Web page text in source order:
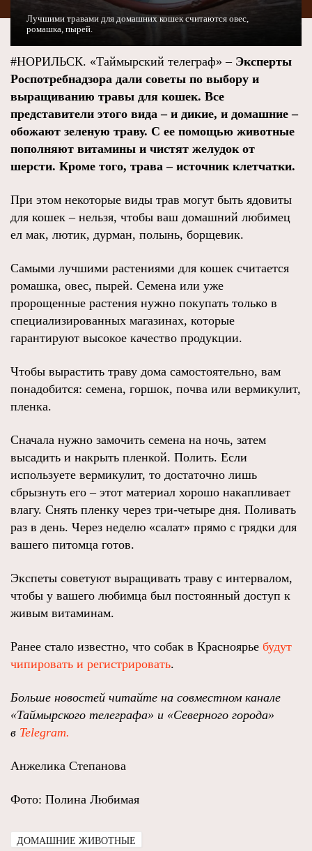
Лучшими травами для домашних кошек считаются овес,
ромашка, пырей.
#НОРИЛЬСК. «Таймырский телеграф» – Эксперты
Роспотребнадзора дали советы по выбору и
выращиванию травы для кошек. Все
представители этого вида – и дикие, и домашние –
обожают зеленую траву. С ее помощью животные
пополняют витамины и чистят желудок от
шерсти. Кроме того, трава – источник клетчатки.
При этом некоторые виды трав могут быть ядовиты
для кошек – нельзя, чтобы ваш домашний любимец
ел мак, лютик, дурман, полынь, борщевик.
Самыми лучшими растениями для кошек считается
ромашка, овес, пырей. Семена или уже
пророщенные растения нужно покупать только в
специализированных магазинах, которые
гарантируют высокое качество продукции.
Чтобы вырастить траву дома самостоятельно, вам
понадобится: семена, горшок, почва или вермикулит,
пленка.
Сначала нужно замочить семена на ночь, затем
высадить и накрыть пленкой. Полить. Если
используете вермикулит, то достаточно лишь
сбрызнуть его – этот материал хорошо накапливает
влагу. Снять пленку через три-четыре дня. Поливать
раз в день. Через неделю «салат» прямо с грядки для
вашего питомца готов.
Экспеты советуют выращивать траву с интервалом,
чтобы у вашего любимца был постоянный доступ к
живым витаминам.
Ранее стало известно, что собак в Красноярье будут
чипировать и регистрировать.
Больше новостей читайте на совместном канале
«Таймырского телеграфа» и «Северного города»
в Telegram.
Анжелика Степанова
Фото: Полина Любимая
ДОМАШНИЕ ЖИВОТНЫЕ